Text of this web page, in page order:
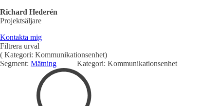
Motion
LinjärmotorerServodrifterRoterande ställdon
Richard Hederén
Projektsäljare
Kontakta mig
Filtrera urval
( Kategori: Kommunikationsenhet)
Segment: Mätning Kategori: Kommunikationsenhet